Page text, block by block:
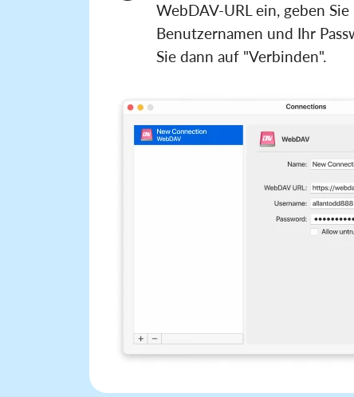
WebDAV-URL ein, geben Sie
Benutzernamen und Ihr
Sie dann auf "Verbinden".